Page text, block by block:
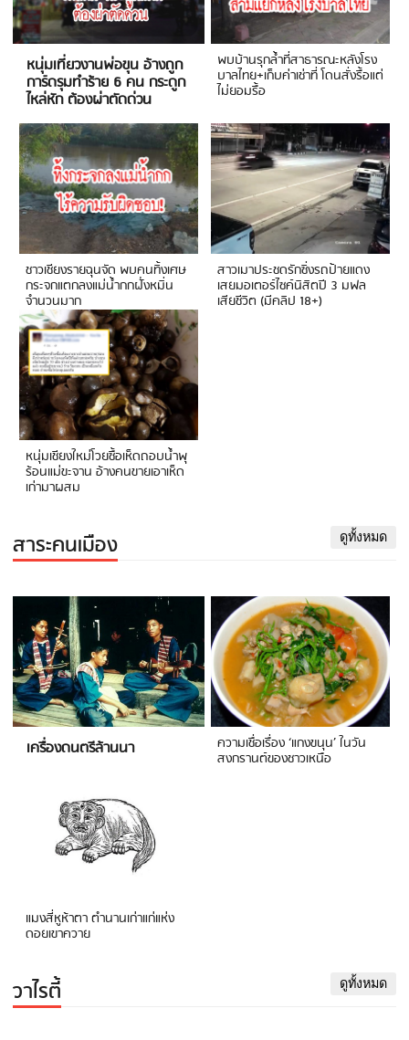
หนุ่มเที่ยวงานพ่อขุน อ้างถูก
การ์ดรุมทำร้าย 6 คน กระดูก
ไหล่หัก ต้องผ่าตัดด่วน
พบบ้านรุกล้ำที่สาธารณะหลังโรง
บาลไทย+เก็บค่าเช่าที่ โดนสั่งรื้อแต่
ไม่ยอมรื้อ
ชาวเชียงรายฉุนจัด พบคนทิ้งเศษ
กระจกแตกลงแม่น้ำกกฝั่งหมิ่น
จำนวนมาก
สาวเมาประชดรักซิ่งรถป้ายแดง
เสยมอเตอร์ไซค์นิสิตปี 3 มฟล
เสียชีวิต (มีคลิป 18+)
หนุ่มเชียงใหม่โวยซื้อเห็ดถอบน้ำพุ
ร้อนแม่ขะจาน อ้างคนขายเอาเห็ด
เก่ามาผสม
สาระคนเมือง ดูทั้งหมด
เครื่องดนตรีล้านนา ความเชื่อเรื่อง ‘แกงขนุน’ ในวัน
สงกรานต์ของชาวเหนือ
แมงสี่หูห้าตา ตำนานเก่าแก่แห่ง
ดอยเขาควาย
วาไรตี้ ดูทั้งหมด